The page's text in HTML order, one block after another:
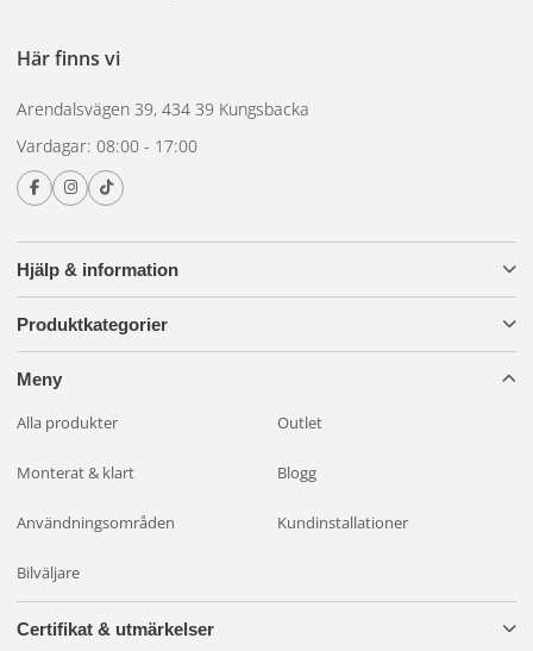
Hjälp & information
Produktkategorier
Meny
Alla produkter Outlet
Monterat & klart Blogg
Användningsområden Kundinstallationer
Bilväljare
Här finns vi
Arendalsvägen 39, 434 39 Kungsbacka
Vardagar: 08:00 - 17:00
Certifikat & utmärkelser